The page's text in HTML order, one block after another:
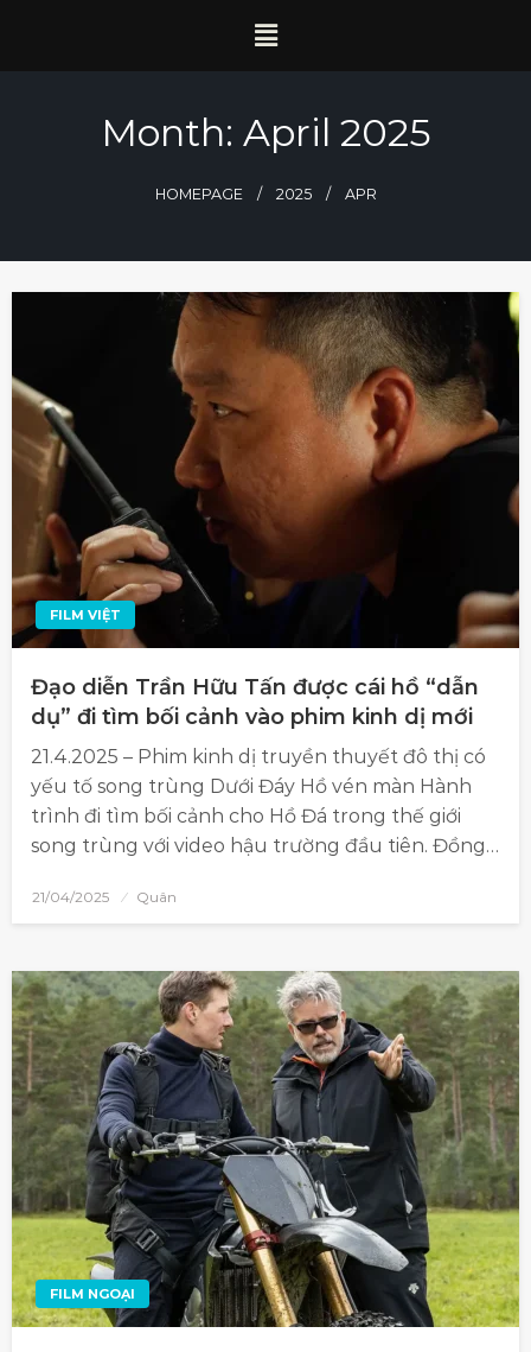
Month: April 2025
HOMEPAGE 2025 APR
FILM VIỆT
Đạo diễn Trần Hữu Tấn được cái hồ “dẫn
dụ” đi tìm bối cảnh vào phim kinh dị mới
21.4.2025 – Phim kinh dị truyền thuyết đô thị có
yếu tố song trùng Dưới Đáy Hồ vén màn Hành
trình đi tìm bối cảnh cho Hồ Đá trong thế giới
song trùng với video hậu trường đầu tiên. Đồng…
21/04/2025 Quân
FILM NGOẠI